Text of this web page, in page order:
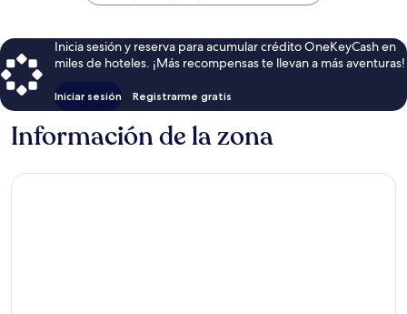
Inicia sesión y reserva para acumular crédito OneKeyCash en
miles de hoteles. ¡Más recompensas te llevan a más aventuras!
Iniciar sesión Registrarme gratis
Información de la zona